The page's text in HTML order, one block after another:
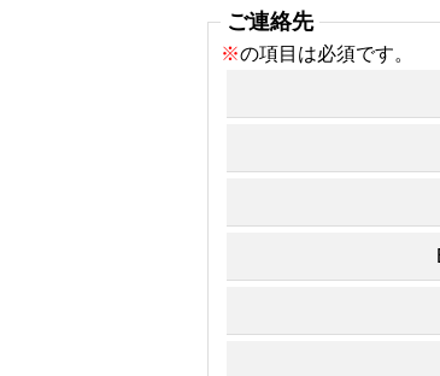
ご連絡先
※の項目は必須です。